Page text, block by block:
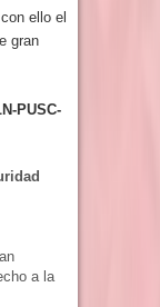
ello el
gran
PUSC-
a la